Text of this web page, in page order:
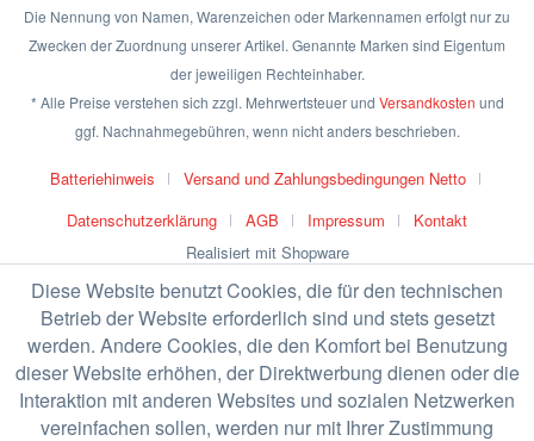
Die Nennung von Namen, Warenzeichen oder Markennamen erfolgt nur zu
Zwecken der Zuordnung unserer Artikel. Genannte Marken sind Eigentum
der jeweiligen Rechteinhaber.
* Alle Preise verstehen sich zzgl. Mehrwertsteuer und Versandkosten und
ggf. Nachnahmegebühren, wenn nicht anders beschrieben.
Batteriehinweis
Versand und Zahlungsbedingungen Netto
Datenschutzerklärung
AGB Impressum
Kontakt
Realisiert mit Shopware
Diese Website benutzt Cookies, die für den technischen
Betrieb der Website erforderlich sind und stets gesetzt
werden. Andere Cookies, die den Komfort bei Benutzung
dieser Website erhöhen, der Direktwerbung dienen oder die
Interaktion mit anderen Websites und sozialen Netzwerken
vereinfachen sollen, werden nur mit Ihrer Zustimmung